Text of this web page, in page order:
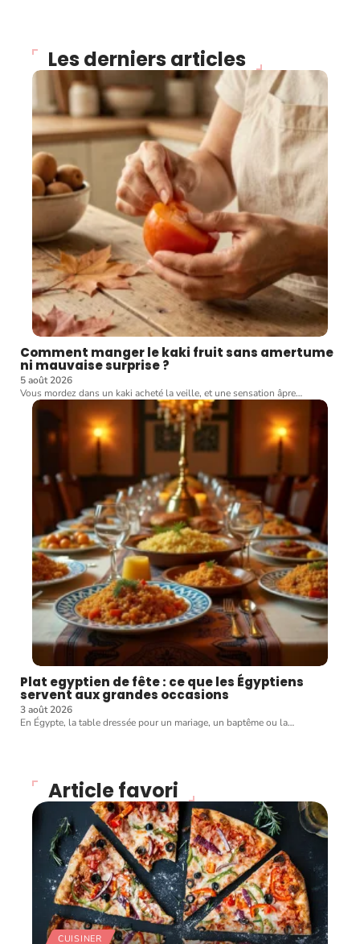
Les derniers articles
Comment manger le kaki fruit sans amertume
ni mauvaise surprise ?
5 août 2026
Vous mordez dans un kaki acheté la veille, et une sensation âpre…
Plat egyptien de fête : ce que les Égyptiens
servent aux grandes occasions
3 août 2026
En Égypte, la table dressée pour un mariage, un baptême ou la…
Article favori
CUISINER